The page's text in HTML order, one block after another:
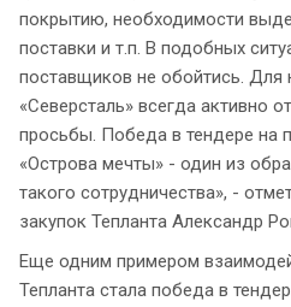
покрытию, необходимости
поставки и т.п. В подобных
поставщиков не обойтись. Для
«Северсталь» всегда активно
просьбы. Победа в тендере на
«Острова мечты» - один из
такого сотрудничества», -
закупок Тепланта Александр
Еще одним примером
Тепланта стала победа в